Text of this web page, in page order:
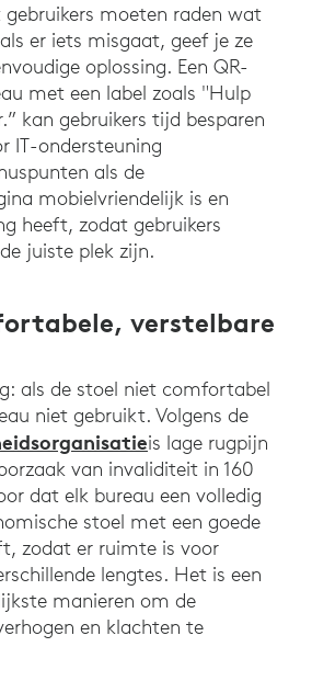
moeten raden wat
er iets misgaat, geef je ze
oplossing. Een QR-
met een label zoals "Hulp
kan gebruikers tijd besparen
IT-ondersteuning
als de
mobielvriendelijk is en
heeft, zodat gebruikers
juiste plek zijn.
verstelbare
als de stoel niet comfortabel
niet gebruikt. Volgens de
is lage rugpijn
van invaliditeit in 160
dat elk bureau een volledig
stoel met een goede
zodat er ruimte is voor
lengtes. Het is een
manieren om de
en klachten te